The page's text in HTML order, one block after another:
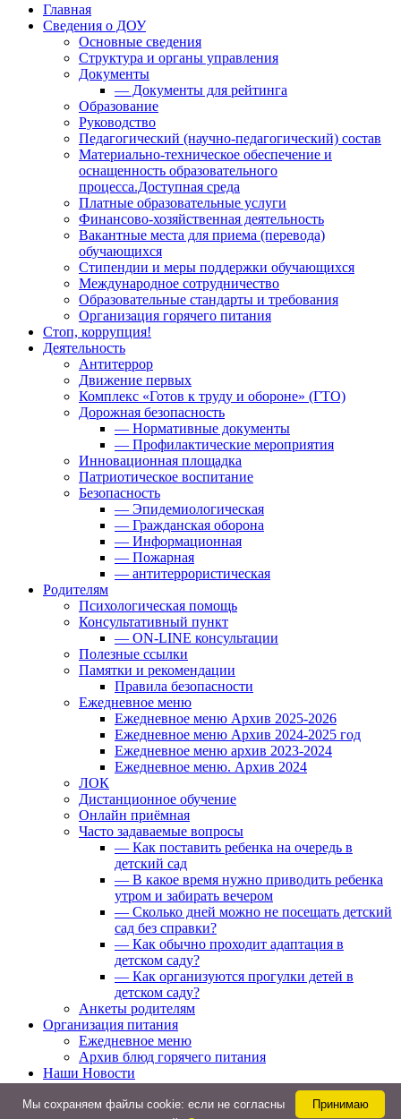
Главная
Сведения о ДОУ
Основные сведения
Структура и органы управления
Документы
— Документы для рейтинга
Образование
Руководство
Педагогический (научно-педагогический) состав
Материально-техническое обеспечение и
оснащенность образовательного
процесса.Доступная среда
Платные образовательные услуги
Финансово-хозяйственная деятельность
Вакантные места для приема (перевода)
обучающихся
Стипендии и меры поддержки обучающихся
Международное сотрудничество
Образовательные стандарты и требования
Организация горячего питания
Стоп, коррупция!
Деятельность
Антитеррор
Движение первых
Комплекс «Готов к труду и обороне» (ГТО)
Дорожная безопасность
— Нормативные документы
— Профилактические мероприятия
Инновационная площадка
Патриотическое воспитание
Безопасность
— Эпидемиологическая
— Гражданская оборона
— Информационная
— Пожарная
— антитеррористическая
Родителям
Психологическая помощь
Консультативный пункт
— ON-LINE консультации
Полезные ссылки
Памятки и рекомендации
Правила безопасности
Ежедневное меню
Ежедневное меню Архив 2025-2026
Ежедневное меню Архив 2024-2025 год
Ежедневное меню архив 2023-2024
Ежедневное меню. Архив 2024
ЛОК
Дистанционное обучение
Онлайн приёмная
Часто задаваемые вопросы
— Как поставить ребенка на очередь в
детский сад
— В какое время нужно приводить ребенка
утром и забирать вечером
— Сколько дней можно не посещать детский
сад без справки?
— Как обычно проходит адаптация в
детском саду?
— Как организуются прогулки детей в
детском саду?
Анкеты родителям
Организация питания
Ежедневное меню
Архив блюд горячего питания
Наши Новости
Юный мастер
Принимаю
Мы cохраняем файлы cookie: если не согласны